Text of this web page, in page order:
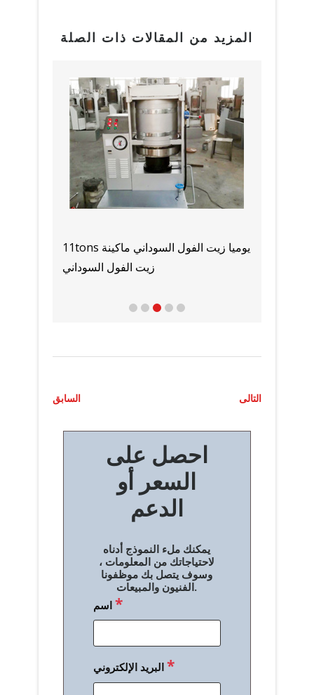
المزيد من المقالات ذات الصلة
الموردين والمصنعين آلة زيت الطهي في
عمان
ت
ص
السابق التالى
احصل على
السعر أو
الدعم
يمكنك ملء النموذج أدناه
لاحتياجاتك من المعلومات ،
وسوف يتصل بك موظفونا
الفنيون والمبيعات.
اسم*
البريد الإلكتروني*